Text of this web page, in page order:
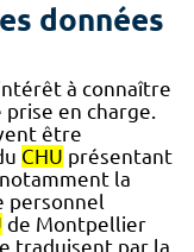
données
à connaître
en charge.
être
CHU présentant
la
personnel
de Montpellier
traduisent par la